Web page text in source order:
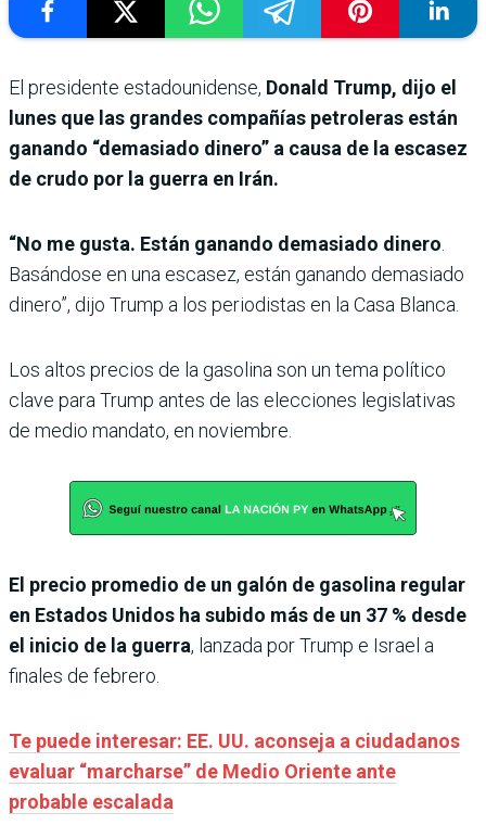
El presidente estadounidense, Donald Trump, dijo el
lunes que las grandes compañías petroleras están
ganando “demasiado dinero” a causa de la escasez
de crudo por la guerra en Irán.
“No me gusta. Están ganando demasiado dinero
Basándose en una escasez, están ganando demasiado
dinero”, dijo Trump a los periodistas en la Casa Blanca.
Los altos precios de la gasolina son un tema político
clave para Trump antes de las elecciones legislativas
de medio mandato, en noviembre.
El precio promedio de un galón de gasolina regular
en Estados Unidos ha subido más de un 37 % desde
el inicio de la guerra, lanzada por Trump e Israel a
finales de febrero.
Te puede interesar: EE. UU. aconseja a ciudadanos
evaluar “marcharse” de Medio Oriente ante
probable escalada